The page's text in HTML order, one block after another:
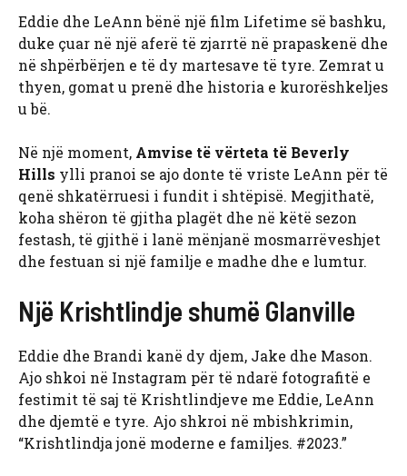
Eddie dhe LeAnn bënë një film Lifetime së bashku,
duke çuar në një aferë të zjarrtë në prapaskenë dhe
në shpërbërjen e të dy martesave të tyre. Zemrat u
thyen, gomat u prenë dhe historia e kurorëshkeljes
u bë.
Në një moment, Amvise të vërteta të Beverly
Hills ylli pranoi se ajo donte të vriste LeAnn për të
qenë shkatërruesi i fundit i shtëpisë. Megjithatë,
koha shëron të gjitha plagët dhe në këtë sezon
festash, të gjithë i lanë mënjanë mosmarrëveshjet
dhe festuan si një familje e madhe dhe e lumtur.
Një Krishtlindje shumë Glanville
Eddie dhe Brandi kanë dy djem, Jake dhe Mason.
Ajo shkoi në Instagram për të ndarë fotografitë e
festimit të saj të Krishtlindjeve me Eddie, LeAnn
dhe djemtë e tyre. Ajo shkroi në mbishkrimin,
“Krishtlindja jonë moderne e familjes. #2023.”